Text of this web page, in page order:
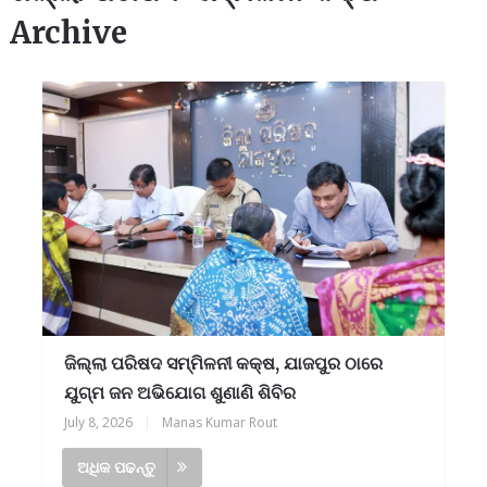
Archive
ଜିଲ୍ଲା ପରିଷଦ ସମ୍ମିଳନୀ କକ୍ଷ, ଯାଜପୁର ଠାରେ
ଯୁଗ୍ମ ଜନ ଅଭିଯୋଗ ଶୁଣାଣି ଶିବିର
July 8, 2026 Manas Kumar Rout
ଅଧିକ ପଢନ୍ତୁ